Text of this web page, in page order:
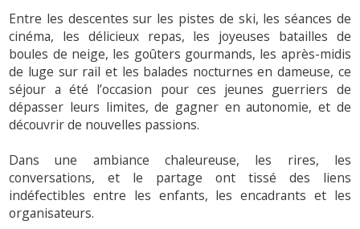
Entre les descentes sur les pistes de ski, les séances de
cinéma, les délicieux repas, les joyeuses batailles de
boules de neige, les goûters gourmands, les après-midis
de luge sur rail et les balades nocturnes en dameuse, ce
séjour a été l’occasion pour ces jeunes guerriers de
dépasser leurs limites, de gagner en autonomie, et de
découvrir de nouvelles passions.
Dans une ambiance chaleureuse, les rires, les
conversations, et le partage ont tissé des liens
indéfectibles entre les enfants, les encadrants et les
organisateurs.